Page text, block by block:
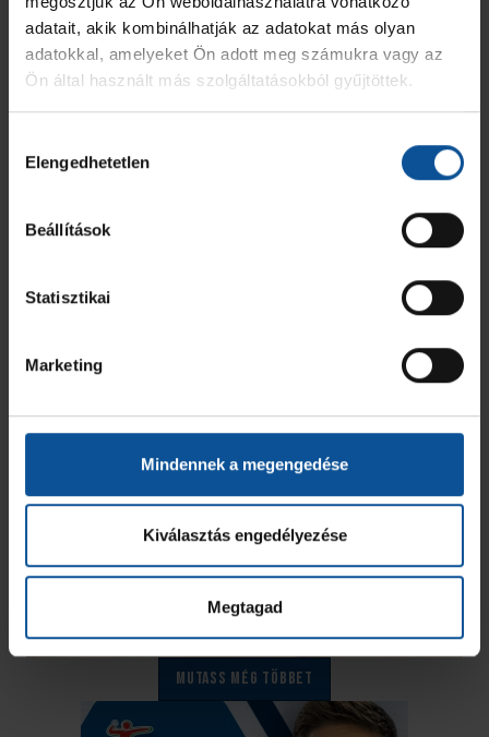
adatait, akik kombinálhatják az adatokat más olyan
adatokkal, amelyeket Ön adott meg számukra vagy az
Ön által használt más szolgáltatásokból gyűjtöttek.
kiválasztása
Elengedhetetlen
Beállítások
Statisztikai
Marketing
Mindennek a megengedése
Kiválasztás engedélyezése
Megtagad
Mutass még többet